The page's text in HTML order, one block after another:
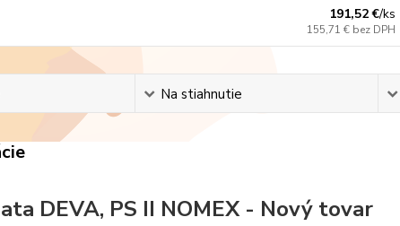
191,52 €/ks
155,71 € bez DPH
Na stiahnutie
DEVA, PS II NOMEX - Nový tovar